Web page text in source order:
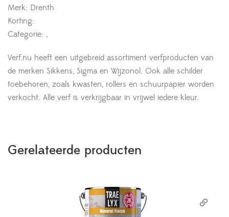
Merk: Drenth
Korting:
Categorie: ,
Verf.nu heeft een uitgebreid assortiment verfproducten van
de merken Sikkens, Sigma en Wijzonol. Ook alle schilder
toebehoren, zoals kwasten, rollers en schuurpapier worden
verkocht. Alle verf is verkrijgbaar in vrijwel iedere kleur.
Gerelateerde producten